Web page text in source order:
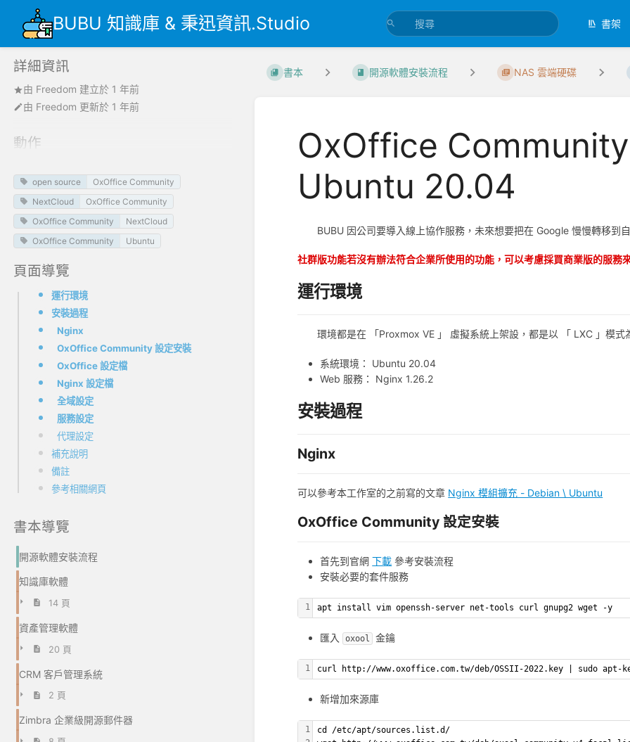
BUBU 知識庫 & 秉迅資訊.Studio 書架
詳細資訊
由 Freedom 建立於 1 年前
由 Freedom 更新於 1 年前
動作
open source
OxOffice Community
NextCloud
OxOffice Community
OxOffice Community
NextCloud
OxOffice Community
Ubuntu
頁面導覽
運行環境
安裝過程
Nginx
OxOffice Community 設定安裝
OxOffice 設定檔
Nginx 設定檔
全域設定
服務設定
代理設定
補充說明
備註
參考相關網頁
書本導覽
開源軟體安裝流程
知識庫軟體
14 頁
資產管理軟體
20 頁
CRM 客戶管理系統
2 頁
Zimbra 企業級開源郵件器
書本 開源軟體安裝流程 NAS 雲端硬碟
OxOffice
Ubuntu 20.04
BUBU 因公司要導入線上協作服務，未來想要把在 Google 慢慢轉移到
社群版功能若沒有辦法符合企業所使用的功能，可以考慮採買商業版的服務
運行環境
環境都是在 「Proxmox VE 」 虛擬系統上架設，都是以 「 LXC 」模式
系統環境： Ubuntu 20.04
Web 服務： Nginx 1.26.2
安裝過程
Nginx
可以參考本工作室的之前寫的文章 Nginx 模組擴充 - Debian \ Ubuntu
OxOffice Community 設定安裝
首先到官網下載 參考安裝流程
安裝必要的套件服務
1 apt install vim openssh-server net-tools curl gnupg2 wget -y
匯入 oxool 金鑰
1 curl http://www.oxoffice.com.tw/deb/OSSII-2022.key | sudo apt-
新增加來源庫
1
cd /etc/apt/sources.list.d/